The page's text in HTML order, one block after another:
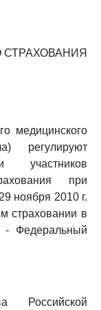
медицинского
регулируют
участников
при
ноября 2010 г.
страховании в
- Федеральный
Российской